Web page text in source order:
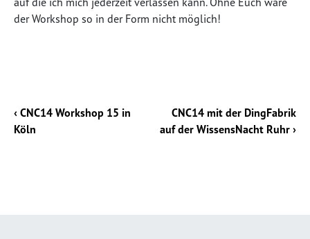
der Workshop so in der Form nicht möglich!
‹ CNC14 Workshop 15 in
Köln
CNC14 mit der DingFabrik
auf der WissensNacht Ruhr ›